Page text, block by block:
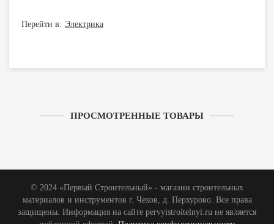
Перейти в: Электрика
ПРОСМОТРЕННЫЕ ТОВАРЫ
© 2024 «Первый Строительный» - магазин строительных
материалов и инструментов г. Чехов, д. Перхурово. Все права
защищены. Информация на сайте pervyistroitelnyi.ru не является